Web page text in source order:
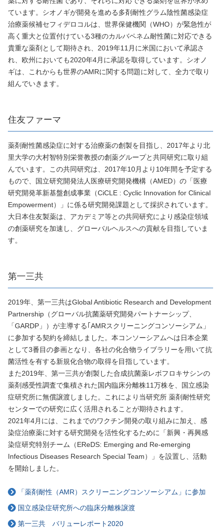
ています。シオノギが開発を進める多剤耐性グラム陰性菌感染症
治療薬候補セフィデロコルは、世界保健機関（WHO）が緊急性が
高く重大と位置付けている3種のカルバペネム耐性菌に対応できる
貴重な薬剤として期待され、2019年11月に米国において承認さ
れ、欧州においても2020年4月に承認を取得しています。シオノ
ギは、これからも世界のAMRに関する問題に対して、全力で取り
組んでいきます。
住友ファーマ
薬剤耐性菌感染症に対する治療薬の創製を目指し、2017年より北
里大学の大村智特別栄誉教授の創薬グループと共同研究に取り組
んでいます。この共同研究は、2017年10月より10年間を予定する
もので、国立研究開発法人医療研究開発機構（AMED）の「医療
研究開発革新基盤創成事業（CiCLE : Cyclic Innovation for Clinical
Empowerment）」に係る研究開発課題として採択されています。
大日本住友製薬は、アカデミア等との共同研究により感染症領域
の創薬研究を加速し、グローバルヘルスへの貢献を目指していま
す。
第一三共
2019年、第一三共はGlobal Antibiotic Research and Development
Partnership（グローバル抗菌薬研究開発パートナーシップ、
「GARDP」）が主導する｢AMRスクリーニングコンソーシアム」
に参加する契約を締結しました。本コンソーシアムへは日本企業
として3番目の参画となり、各社の化合物ライブラリーを用いて抗
菌活性を有する新規化合物の取得を目指しています。
また2019年、第一三共が創製した合成抗菌薬レボフロキサシンの
薬剤感受性調査で集積された国内臨床分離株11万株を、国立感染
症研究所に無償譲渡しました。これにより当研究所 薬剤耐性研究
センターでの研究に広く活用されることが期待されます。
2021年4月には、これまでのワクチン開発の取り組みに加え、感
染症治療薬に対する研究開発を活性化するために「新興・再興感
染症研究特別チーム（EReDS: Emerging and Re-emerging
Infectious Diseases Research Special Team）」を設置し、活動
を開始しました。
「薬剤耐性（AMR）スクリーニングコンソーシアム」に参加
国立感染症研究所への臨床分離株譲渡
第一三共 バリューレポート2020